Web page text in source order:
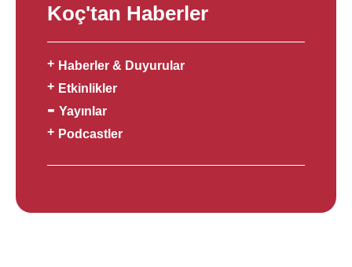
Koç'tan Haberler
Haberler & Duyurular
Etkinlikler
Yayınlar
Podcastler